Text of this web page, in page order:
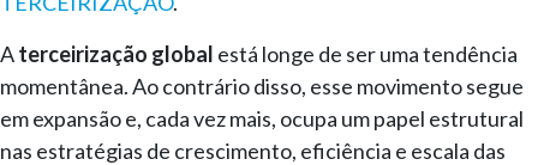
Aterceirização global está longe de ser uma tendência
momentânea. Ao contrário disso, esse movimento segue
em expansão e, cada vez mais, ocupa um papel estrutural
nas estratégias de crescimento, eficiência e escala das